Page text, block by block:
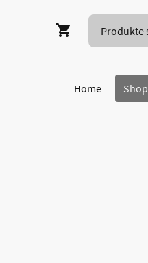
Home Shop